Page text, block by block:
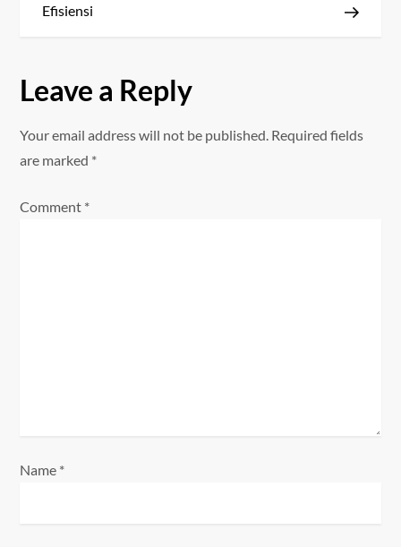
s
n
a
v
i
Efisiensi
Leave a Reply
Your email address will not be published. Required fields
are marked *
Comment *
Name *